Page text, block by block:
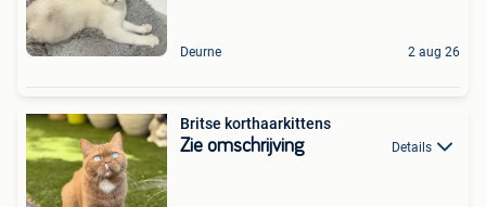
Deurne 2 aug 26
Britse korthaarkittens
Zie omschrijving Details